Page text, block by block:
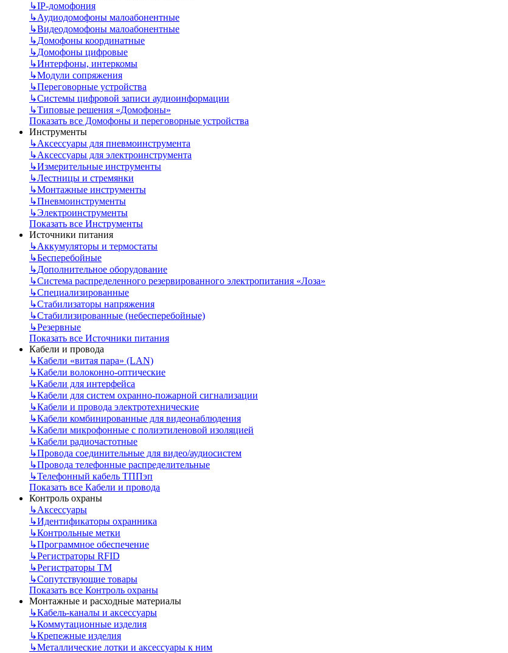
↳IP-домофония
↳Аудиодомофоны малоабонентные
↳Видеодомофоны малоабонентные
↳Домофоны координатные
↳Домофоны цифровые
↳Интерфоны, интеркомы
↳Модули сопряжения
↳Переговорные устройства
↳Системы цифровой записи аудиоинформации
↳Типовые решения «Домофоны»
Показать все Домофоны и переговорные устройства
Инструменты
↳Аксессуары для пневмоинструмента
↳Аксессуары для электроинструмента
↳Измерительные инструменты
↳Лестницы и стремянки
↳Монтажные инструменты
↳Пневмоинструменты
↳Электроинструменты
Показать все Инструменты
Источники питания
↳Аккумуляторы и термостаты
↳Бесперебойные
↳Дополнительное оборудование
↳Система распределенного резервированного электропитания «Лоза»
↳Специализированные
↳Стабилизаторы напряжения
↳Стабилизированные (небесперебойные)
↳Резервные
Показать все Источники питания
Кабели и провода
↳Кабели «витая пара» (LAN)
↳Кабели волоконно-оптические
↳Кабели для интерфейса
↳Кабели для систем охранно-пожарной сигнализации
↳Кабели и провода электротехнические
↳Кабели комбинированные для видеонаблюдения
↳Кабели микрофонные с полиэтиленовой изоляцией
↳Кабели радиочастотные
↳Провода соединительные для видео/аудиосистем
↳Провода телефонные распределительные
↳Телефонный кабель ТППэп
Показать все Кабели и провода
Контроль охраны
↳Аксессуары
↳Идентификаторы охранника
↳Контрольные метки
↳Программное обеспечение
↳Регистраторы RFID
↳Регистраторы ТМ
↳Сопутствующие товары
Показать все Контроль охраны
Монтажные и расходные материалы
↳Кабель-каналы и аксессуары
↳Коммутационные изделия
↳Крепежные изделия
↳Металлические лотки и аксессуары к ним